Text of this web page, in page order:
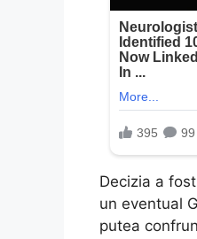
Decizia a
un eventual
putea